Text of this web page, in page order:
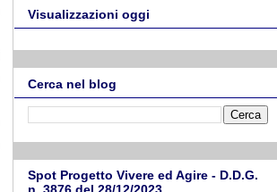
Visualizzazioni oggi
Cerca nel blog
Spot Progetto Vivere ed Agire - D.D.G.